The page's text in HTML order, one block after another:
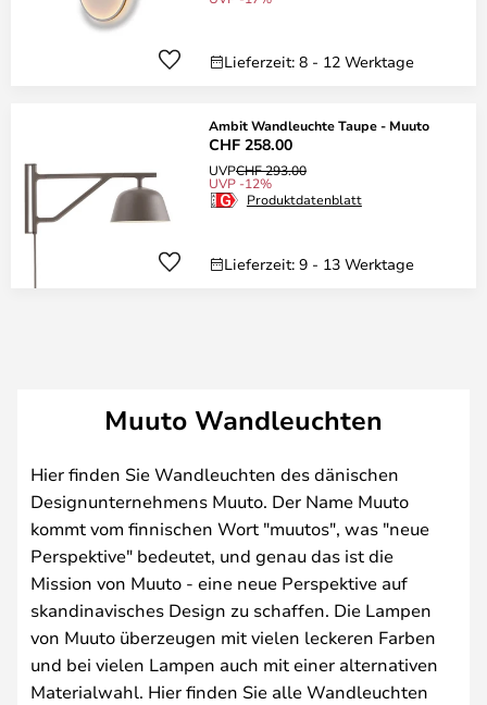
Lieferzeit: 8 - 12 Werktage
Ambit Wandleuchte Taupe - Muuto
CHF 258.00
UVPCHF 293.00
UVP -12%
Produktdatenblatt
Lieferzeit: 9 - 13 Werktage
Muuto Wandleuchten
Hier finden Sie Wandleuchten des dänischen
Designunternehmens Muuto. Der Name Muuto
kommt vom finnischen Wort "muutos", was "neue
Perspektive" bedeutet, und genau das ist die
Mission von Muuto - eine neue Perspektive auf
skandinavisches Design zu schaffen. Die Lampen
von Muuto überzeugen mit vielen leckeren Farben
und bei vielen Lampen auch mit einer alternativen
Materialwahl. Hier finden Sie alle Wandleuchten